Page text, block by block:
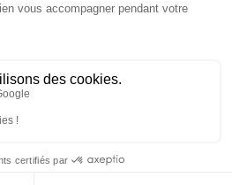
générales de ventes
de signalement